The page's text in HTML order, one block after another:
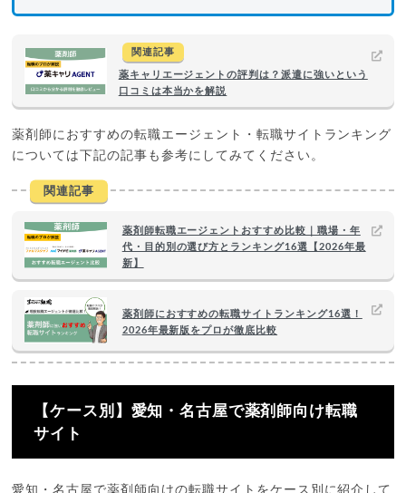
関連記事
薬キャリエージェントの評判は？派遣に強いという
口コミは本当かを解説
薬剤師におすすめの転職エージェント・転職サイトランキング
については下記の記事も参考にしてみてください。
関連記事
薬剤師転職エージェントおすすめ比較｜職場・年
代・目的別の選び方とランキング16選【2026年最
新】
薬剤師におすすめの転職サイトランキング16選！
2026年最新版をプロが徹底比較
【ケース別】愛知・名古屋で薬剤師向け転職
サイト